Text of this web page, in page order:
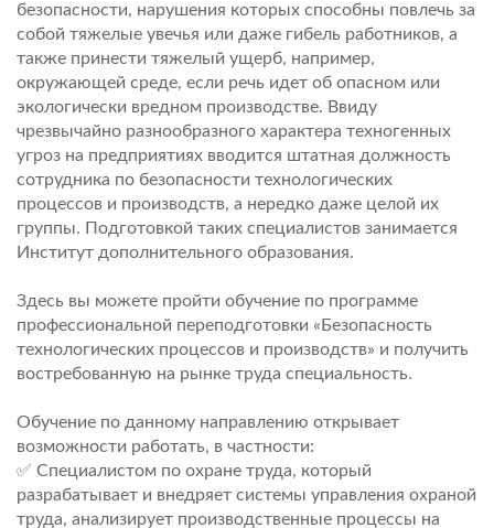
безопасности, нарушения которых способны повлечь за
собой тяжелые увечья или даже гибель работников, а
также принести тяжелый ущерб, например,
окружающей среде, если речь идет об опасном или
экологически вредном производстве. Ввиду
чрезвычайно разнообразного характера техногенных
угроз на предприятиях вводится штатная должность
сотрудника по безопасности технологических
процессов и производств, а нередко даже целой их
группы. Подготовкой таких специалистов занимается
Институт дополнительного образования.
Здесь вы можете пройти обучение по программе
профессиональной переподготовки «Безопасность
технологических процессов и производств» и получить
востребованную на рынке труда специальность.
Обучение по данному направлению открывает
возможности работать, в частности:
✅ Специалистом по охране труда, который
разрабатывает и внедряет системы управления охраной
труда, анализирует производственные процессы на